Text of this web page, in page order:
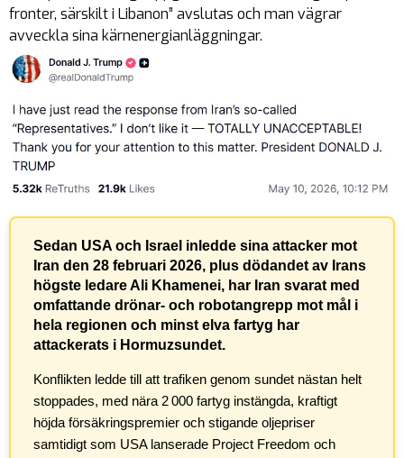
fronter, särskilt i Libanon” avslutas och man vägrar
avveckla sina kärnenergianläggningar.
Sedan USA och Israel inledde sina attacker mot
Iran den 28 februari 2026, plus dödandet av Irans
högste ledare Ali Khamenei, har Iran svarat med
omfattande drönar- och robotangrepp mot mål i
hela regionen och minst elva fartyg har
attackerats i Hormuzsundet.
Konflikten ledde till att trafiken genom sundet nästan helt
stoppades, med nära 2 000 fartyg instängda, kraftigt
höjda försäkringspremier och stigande oljepriser
samtidigt som USA lanserade Project Freedom och